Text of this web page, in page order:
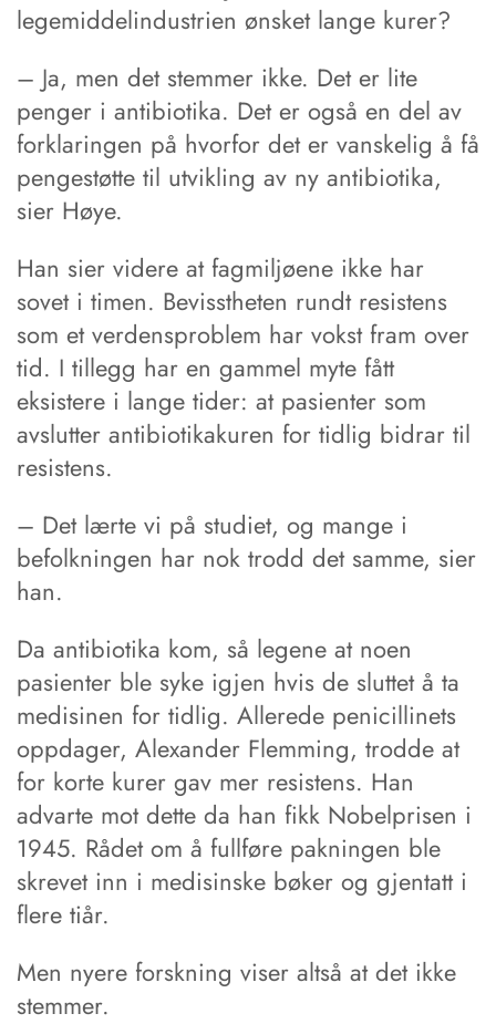
legemiddelindustrien ønsket lange kurer?
– Ja, men det stemmer ikke. Det er lite
penger i antibiotika. Det er også en del av
forklaringen på hvorfor det er vanskelig å få
pengestøtte til utvikling av ny antibiotika,
sier Høye.
Han sier videre at fagmiljøene ikke har
sovet i timen. Bevisstheten rundt resistens
som et verdensproblem har vokst fram over
tid. I tillegg har en gammel myte fått
eksistere i lange tider: at pasienter som
avslutter antibiotikakuren for tidlig bidrar til
resistens.
– Det lærte vi på studiet, og mange i
befolkningen har nok trodd det samme, sier
han.
Da antibiotika kom, så legene at noen
pasienter ble syke igjen hvis de sluttet å ta
medisinen for tidlig. Allerede penicillinets
oppdager, Alexander Flemming, trodde at
for korte kurer gav mer resistens. Han
advarte mot dette da han fikk Nobelprisen i
1945. Rådet om å fullføre pakningen ble
skrevet inn i medisinske bøker og gjentatt i
flere tiår.
Men nyere forskning viser altså at det ikke
stemmer.